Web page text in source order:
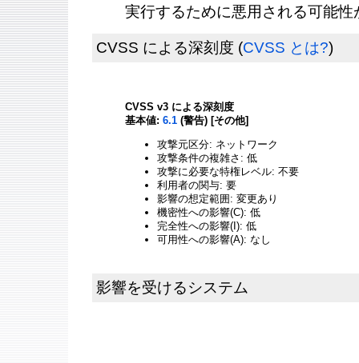
実行するために悪用される可能
CVSS による深刻度 (CVSS とは?)
CVSS v3 による深刻度
基本値: 6.1 (警告) [その他]
攻撃元区分: ネットワーク
攻撃条件の複雑さ: 低
攻撃に必要な特権レベル: 不要
利用者の関与: 要
影響の想定範囲: 変更あり
機密性への影響(C): 低
完全性への影響(I): 低
可用性への影響(A): なし
影響を受けるシステム